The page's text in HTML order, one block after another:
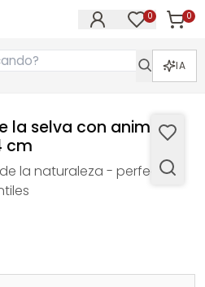
0 0
IA
la selva con animales
cm
la naturaleza - perfecto